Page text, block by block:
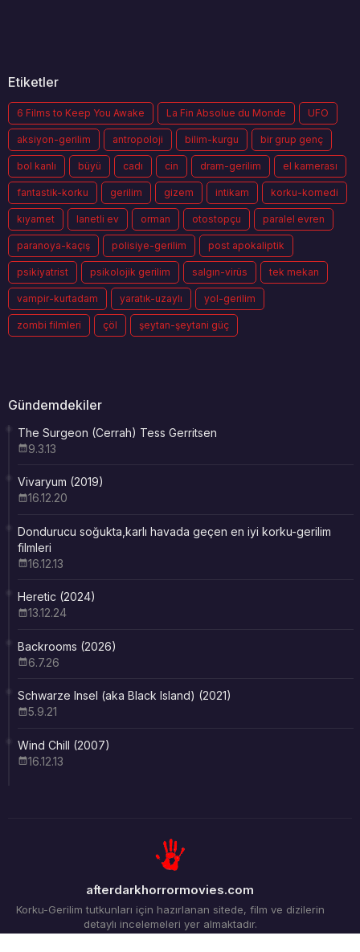
Etiketler
6 Films to Keep You Awake La Fin Absolue du Monde UFO
aksiyon-gerilim antropoloji bilim-kurgu bir grup genç
bol kanlı büyü cadı cin dram-gerilim el kamerası
fantastik-korku gerilim gizem intikam korku-komedi
kıyamet lanetli ev orman otostopçu paralel evren
paranoya-kaçış polisiye-gerilim post apokaliptik
psikiyatrist psikolojik gerilim salgın-virüs tek mekan
vampir-kurtadam yaratık-uzaylı yol-gerilim
zombi filmleri çöl şeytan-şeytani güç
Gündemdekiler
The Surgeon (Cerrah) Tess Gerritsen
9.3.13
Vivaryum (2019)
16.12.20
Dondurucu soğukta,karlı havada geçen en iyi korku-gerilim
filmleri
16.12.13
Heretic (2024)
13.12.24
Backrooms (2026)
6.7.26
Schwarze Insel (aka Black Island) (2021)
5.9.21
Wind Chill (2007)
16.12.13
afterdarkhorrormovies.com
Korku-Gerilim tutkunları için hazırlanan sitede, film ve dizilerin
detaylı incelemeleri yer almaktadır.